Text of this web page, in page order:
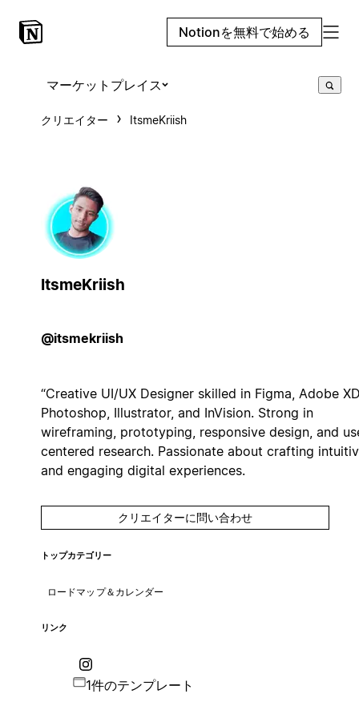
Notionを無料で始める
マーケットプレイス
クリエイター ItsmeKriish
ItsmeKriish
@itsmekriish
“Creative UI/UX Designer skilled in Figma, Adobe
Photoshop, Illustrator, and InVision. Strong in
wireframing, prototyping, responsive design, and
centered research. Passionate about crafting
and engaging digital experiences.
クリエイターに問い合わせ
トップカテゴリー
ロードマップ＆カレンダー
リンク
1件のテンプレート